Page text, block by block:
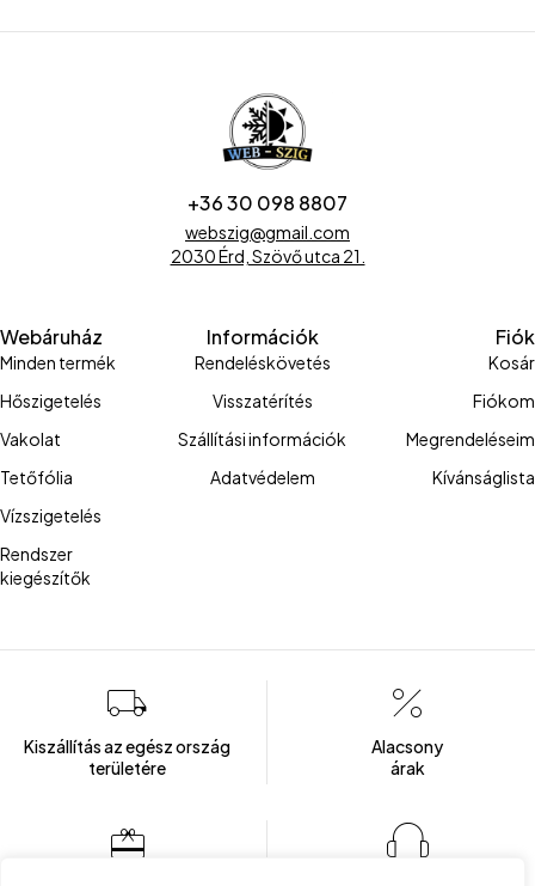
+36 30 098 8807
webszig@gmail.com
2030 Érd, Szövő utca 21.
Webáruház
Minden termék
Hőszigetelés
Vakolat
Tetőfólia
Vízszigetelés
Rendszer
kiegészítők
Információk
Rendeléskövetés
Visszatérítés
Szállítási információk
Adatvédelem
Fiók
Kosár
Fiókom
Megrendeléseim
Kívánságlista
Kiszállítás az egész ország
területére
Alacsony
árak